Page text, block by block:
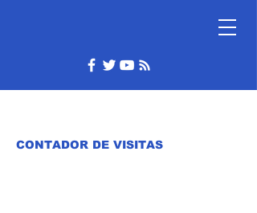
CONTADOR DE VISITAS